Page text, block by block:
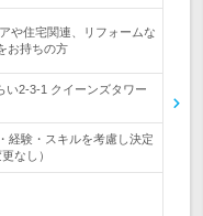
や住宅関連、リフォームな
お持ちの方
い2-3-1 クイーンズタワー
経験・スキルを考慮し決定
なし）